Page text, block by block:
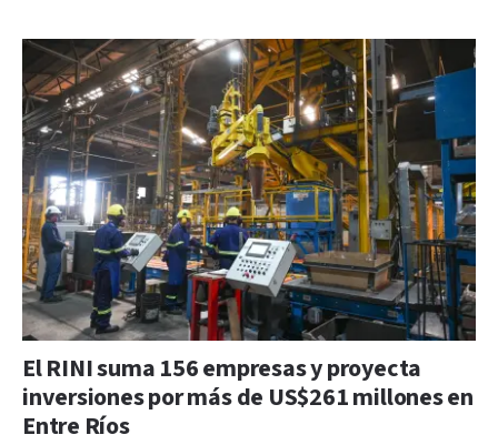
El RINI suma 156 empresas y proyecta
inversiones por más de US$261 millones en
Entre Ríos